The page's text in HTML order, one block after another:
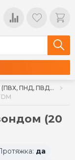
Трубы (ПВХ, ПНД, ПВД), аксессуары
(20
да